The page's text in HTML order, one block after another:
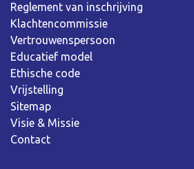
Reglement van inschrijving
Klachtencommissie
Vertrouwenspersoon
Educatief model
Ethische code
Vrijstelling
Sitemap
Visie & Missie
Contact